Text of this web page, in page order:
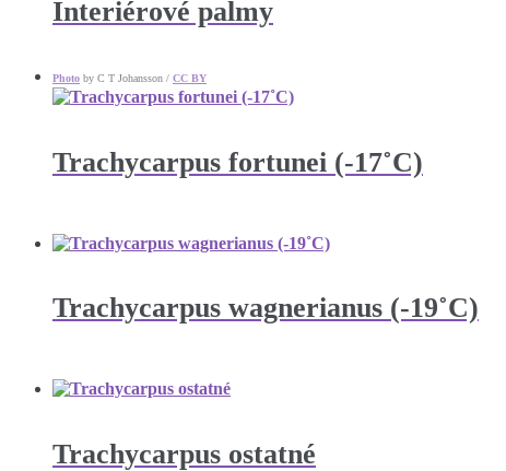
Interiérové palmy
Photo by C T Johansson / CC BY
Trachycarpus fortunei (-17˚C)
Trachycarpus wagnerianus (-19˚C)
Trachycarpus ostatné